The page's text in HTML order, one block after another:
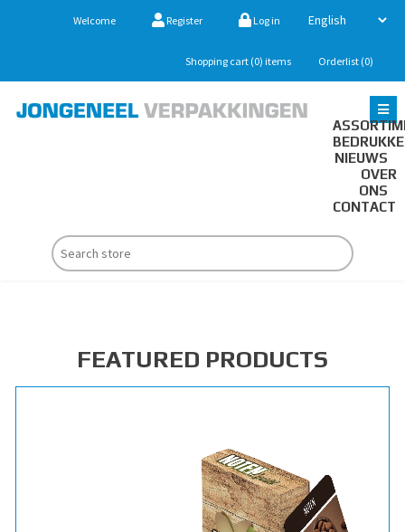
Welcome Register Log in
Shopping cart (0) items Orderlist (0)
NIEUWS
OVER
ONS
CONTACT
FEATURED PRODUCTS